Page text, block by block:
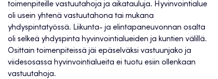
toimenpiteille vastuutahoja ja aikatauluja. Hyvinvointialue
oli usein yhtenä vastuutahona tai mukana
yhdyspintatyössä. Liikunta- ja elintapaneuvonnan osalta
oli selkeä yhdyspinta hyvinvointialueiden ja kuntien välillä.
Osittain toimenpiteissä jäi epäselväksi vastuunjako ja
viidesosassa hyvinvointialueita ei tuotu esiin ollenkaan
vastuutahoja.